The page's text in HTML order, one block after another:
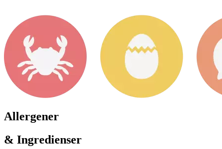
Allergener
& Ingredienser